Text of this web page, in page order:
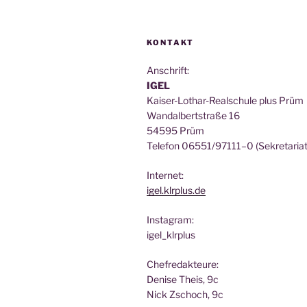
KONTAKT
Anschrift:
IGEL
Kai­ser-Lothar-Real­schu­le plus Prüm
Wan­dal­bert­stra­ße 16
54595 Prüm
Tele­fon 06551/97111–0
Inter­net:
igel.klrplus.de
Insta­gram:
igel_klrplus
Chef­re­dak­teu­re:
Deni­se Theis, 9c
Nick Zscho­ch, 9c